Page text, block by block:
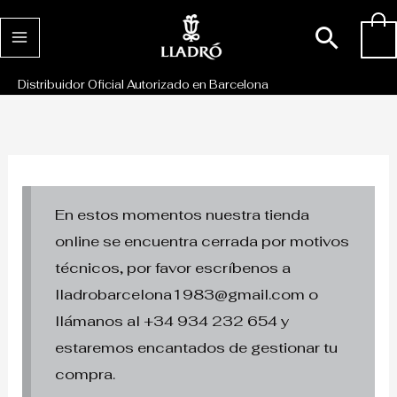
al
Distribuidor Oficial Autorizado en Barcelona
En estos momentos nuestra tienda
online se encuentra cerrada por motivos
técnicos, por favor escríbenos a
lladrobarcelona1983@gmail.com o
llámanos al +34 934 232 654 y
estaremos encantados de gestionar tu
compra.